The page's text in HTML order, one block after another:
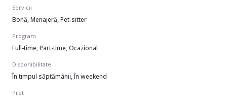
Servicii
Bonă, Menajeră, Pet-sitter
Program
Full-time, Part-time, Ocazional
Disponibilitate
În timpul săptămânii, În weekend
Preț